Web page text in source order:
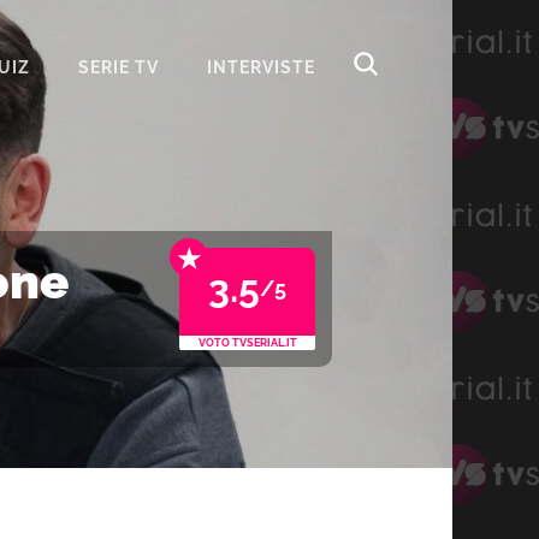
SERIE TV INTERVISTE
★
3.5/5
VOTO TVSERIAL.IT